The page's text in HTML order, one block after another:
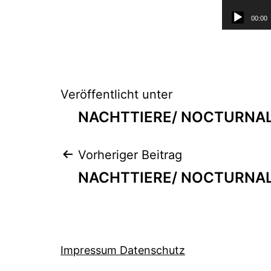
00:00
Veröffentlicht unter
NACHTTIERE/
Vorheriger Beitrag
NACHTTIERE/
Impressum Datenschutz